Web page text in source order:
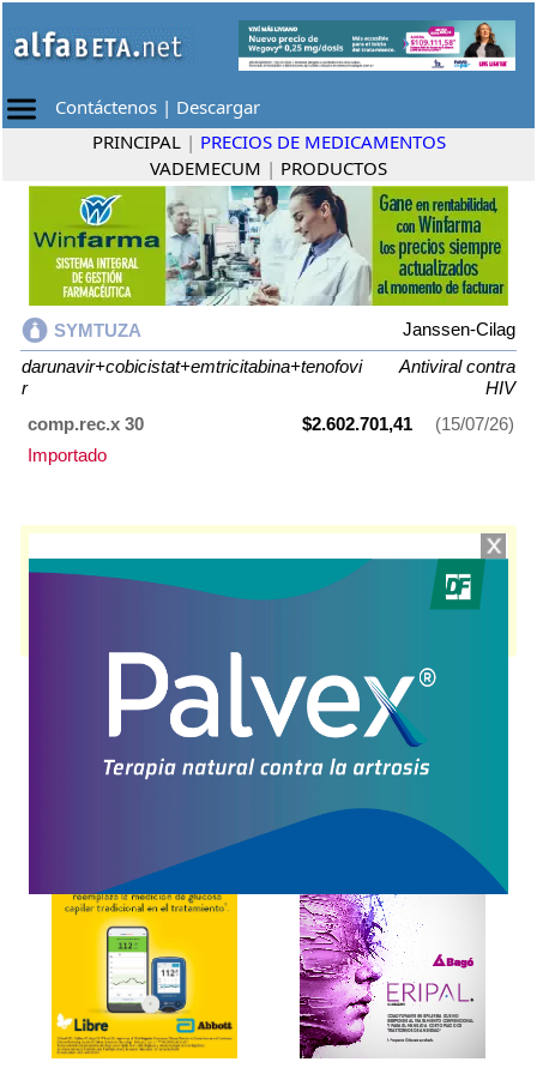
Contáctenos | Descargar
PRINCIPAL | PRECIOS DE MEDICAMENTOS
VADEMECUM | PRODUCTOS
SYMTUZA
Janssen-Cilag
darunavir+cobicistat+emtricitabina+tenofovi
r
Antiviral contra
HIV
comp.rec.x 30
$2.602.701,41
(15/07/26)
Importado
indica como
. Es producido porJanssen-Cilag
cuenta con 1 presentación disponible.
Explorar más
Otros productos con
darunavir+cobicistat+emtricitabina+tenofovir
Otros productos deJanssen-Cilag